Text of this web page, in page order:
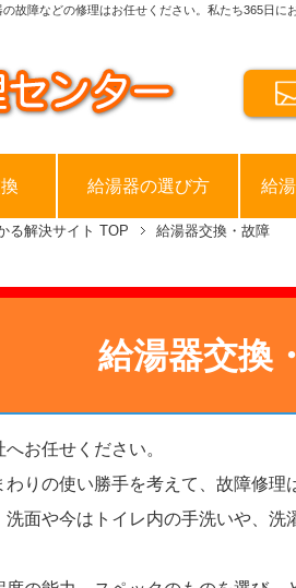
故障などの修理はお任せください。私たち365日に
給湯器の選び方 給
る解決サイト TOP 給湯器交換・故障
給湯器交換
お任せください。
りの使い勝手を考えて、故障修理
面や今はトイレ内の手洗いや、洗